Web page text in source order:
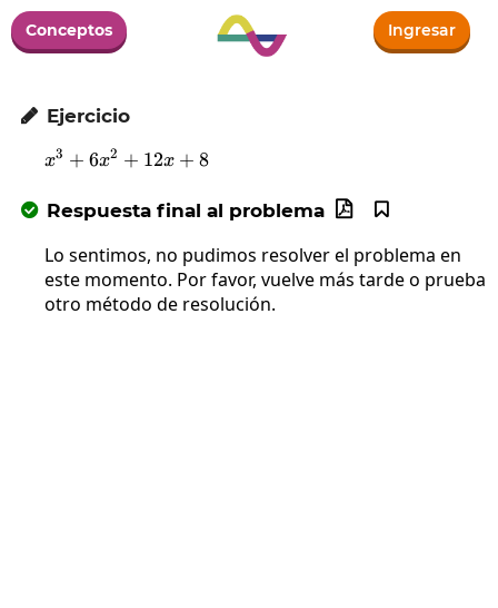
Conceptos Ingresar
 Ejercicio
x^3+6x^2+12x+8
x3 + 6x2 + 12x + 8
 Respuesta final al problema 

Lo sentimos, no pudimos resolver el problema en
este momento. Por favor, vuelve más tarde o prueba
otro método de resolución.